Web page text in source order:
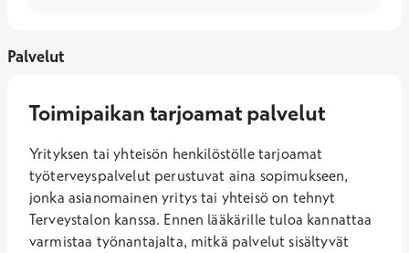
Palvelut
Toimipaikan tarjoamat palvelut
Yrityksen tai yhteisön henkilöstölle tarjoamat
työterveyspalvelut perustuvat aina sopimukseen,
jonka asianomainen yritys tai yhteisö on tehnyt
Terveystalon kanssa. Ennen lääkärille tuloa kannattaa
varmistaa työnantajalta, mitkä palvelut sisältyvät